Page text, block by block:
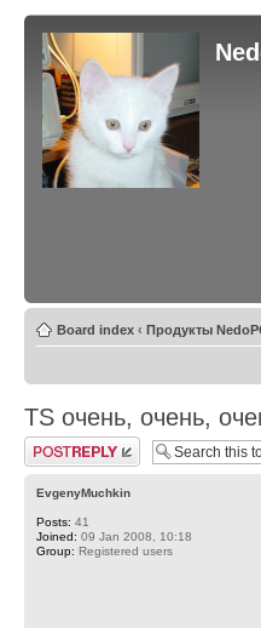
Board index ‹ Продукты
TS очень, очень,
Post a reply
EvgenyMuchkin
Posts: 41
Joined: 09 Jan 2008, 10:18
Group: Registered users